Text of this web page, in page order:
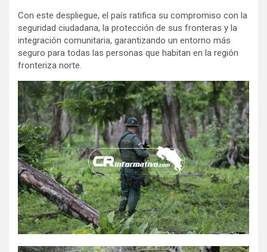
Con este despliegue, el país ratifica su compromiso con la
seguridad ciudadana, la protección de sus fronteras y la
integración comunitaria, garantizando un entorno más
seguro para todas las personas que habitan en la región
fronteriza norte.